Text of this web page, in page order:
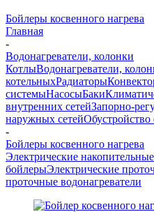
Бойлеры косвенного нагрева
Главная
-
Водонагреватели, колонки
КотлыВодонагреватели,
котельныхРадиаторы
системыНасосыБаки
внутренних сетейЗапорно-
наружных сетей
-
Бойлеры косвенного нагрева
Электрические накопительные
бойлерыЭлектрические
проточные водонагреватели